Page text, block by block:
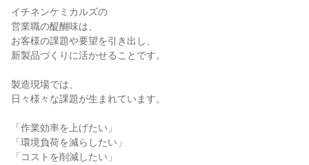
イチネンケミカルズの
営業職の醍醐味は、
お客様の課題や要望を引き出し、
新製品づくりに活かせることです。
製造現場では、
日々様々な課題が生まれています。
「作業効率を上げたい」
「環境負荷を減らしたい」
「コストを削減したい」